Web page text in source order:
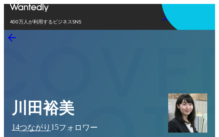
400万人が利用するビジネスSNS
アプリを使う
川田裕美
14つながり 15フォロワー